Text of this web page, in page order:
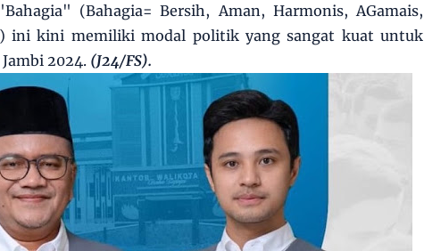
(Bahagia= Bersih, Aman, Harmonis, AGamais,
ini kini memiliki modal politik yang sangat kuat untuk
2024.(J24/FS).